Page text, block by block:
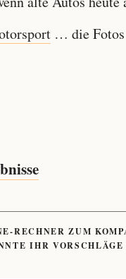
… die Fotos
RECHNER ZUM
IHR